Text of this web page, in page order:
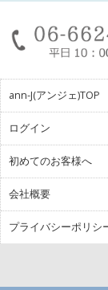
ann-J(アンジェ)TOP
ログイン
初めてのお客様へ
会社概要
プライバシーポリシ